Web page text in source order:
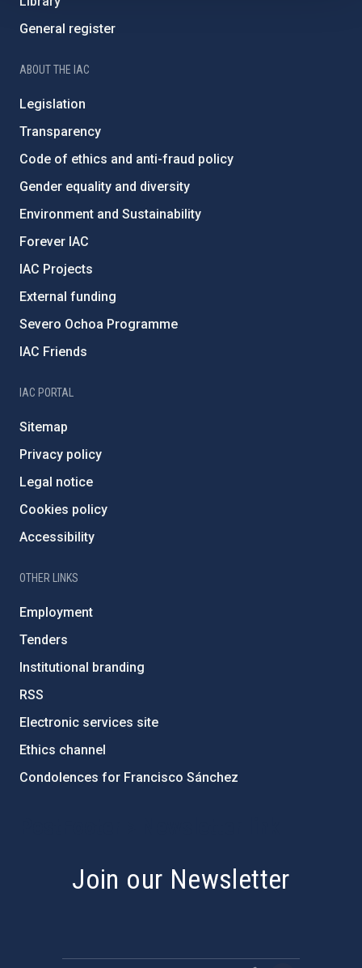
General register
ABOUT THE IAC
Legislation
Transparency
Code of ethics and anti-fraud policy
Gender equality and diversity
Environment and Sustainability
Forever IAC
IAC Projects
External funding
Severo Ochoa Programme
IAC Friends
IAC PORTAL
Sitemap
Privacy policy
Legal notice
Cookies policy
Accessibility
OTHER LINKS
Employment
Tenders
Institutional branding
RSS
Electronic services site
Ethics channel
Condolences for Francisco Sánchez
Join our Newsletter